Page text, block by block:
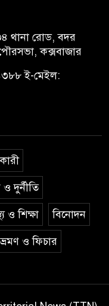
থানা রোড, বদর
কক্সবাজার
ই-মেইল:
দুর্নীতি
ও শিক্ষা বিনোদন
ভ্রমণ ও ফিচার